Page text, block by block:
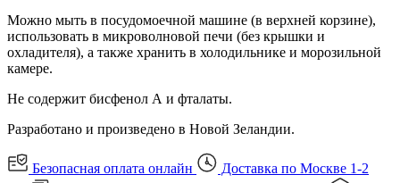
Можно мыть в посудомоечной машине (в верхней корзине),
использовать в микроволновой печи (без крышки и
охладителя), а также хранить в холодильнике и морозильной
камере.
Не содержит бисфенол А и фталаты.
Разработано и произведено в Новой Зеландии.
Безопасная оплата онлайн
Доставка по Москве 1-2